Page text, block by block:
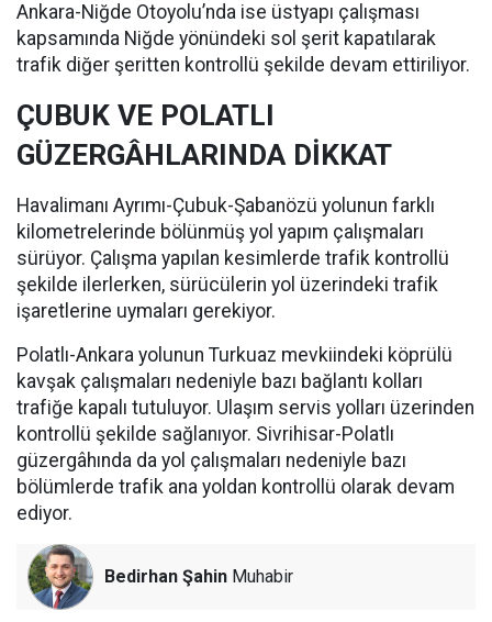
Ankara-Niğde Otoyolu’nda ise üstyapı çalışması
kapsamında Niğde yönündeki sol şerit kapatılarak
trafik diğer şeritten kontrollü şekilde devam ettiriliyor.
ÇUBUK VE POLATLI
GÜZERGÂHLARINDA DİKKAT
Havalimanı Ayrımı-Çubuk-Şabanözü yolunun farklı
kilometrelerinde bölünmüş yol yapım çalışmaları
sürüyor. Çalışma yapılan kesimlerde trafik kontrollü
şekilde ilerlerken, sürücülerin yol üzerindeki trafik
işaretlerine uymaları gerekiyor.
Polatlı-Ankara yolunun Turkuaz mevkiindeki köprülü
kavşak çalışmaları nedeniyle bazı bağlantı kolları
trafiğe kapalı tutuluyor. Ulaşım servis yolları üzerinden
kontrollü şekilde sağlanıyor. Sivrihisar-Polatlı
güzergâhında da yol çalışmaları nedeniyle bazı
bölümlerde trafik ana yoldan kontrollü olarak devam
ediyor.
Bedirhan Şahin Muhabir